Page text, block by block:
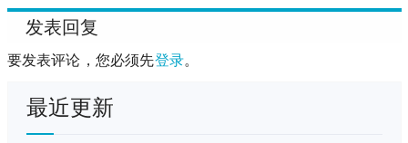
发表回复
要发表评论，您必须先登录。
最近更新